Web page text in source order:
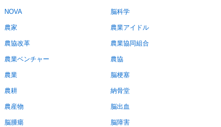
NOVA 脳科学
農家 農業アイドル
農協改革 農業協同組合
農業ベンチャー 農協
農業 脳梗塞
農耕 納骨堂
農産物 脳出血
脳腫瘍 脳障害